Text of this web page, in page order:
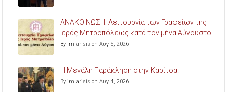
ΑΝΑΚΟΙΝΩΣΗ: Λειτουργία των Γραφείων της
Ιεράς Μητροπόλεως κατά τον μήνα Αύγουστο.
By imlarisis on Αυγ 5, 2026
Η Μεγάλη Παράκληση στην Καρίτσα.
By imlarisis on Αυγ 4, 2026